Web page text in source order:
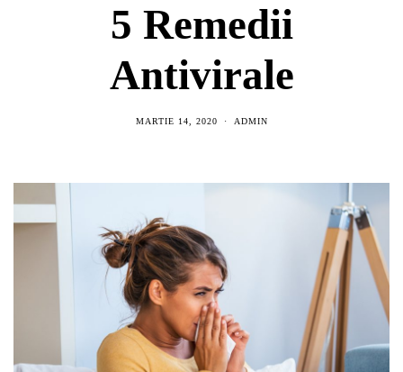
5 Remedii
Antivirale
MARTIE 14, 2020 ADMIN